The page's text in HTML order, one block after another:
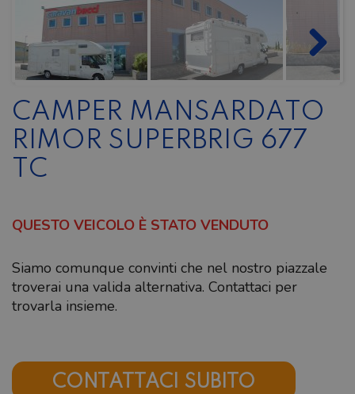
CAMPER MANSARDATO
RIMOR SUPERBRIG 677
TC
QUESTO VEICOLO È STATO VENDUTO
Siamo comunque convinti che nel nostro piazzale
troverai una valida alternativa. Contattaci per
trovarla insieme.
CONTATTACI SUBITO